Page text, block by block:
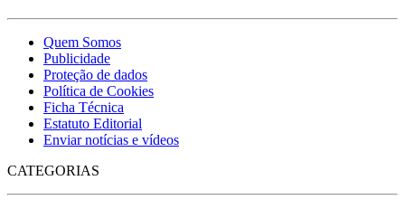
Quem Somos
Publicidade
Proteção de dados
Política de Cookies
Ficha Técnica
Estatuto Editorial
Enviar notícias e vídeos
CATEGORIAS